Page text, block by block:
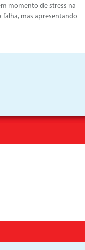
momento de stress na
mas apresentando